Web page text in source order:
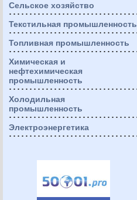
Сельское хозяйство
Текстильная промышленность
Топливная промышленность
Химическая и
нефтехимическая
промышленность
Холодильная
промышленность
Электроэнергетика